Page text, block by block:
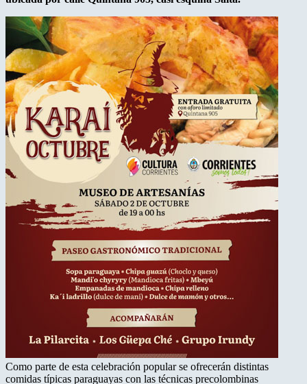
Como parte de esta celebración popular se ofrecerán distintas
comidas típicas paraguayas con las técnicas precolombinas